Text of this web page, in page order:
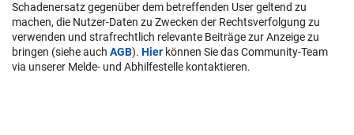
Schadenersatz gegenüber dem betreffenden User geltend zu
machen, die Nutzer-Daten zu Zwecken der Rechtsverfolgung zu
verwenden und strafrechtlich relevante Beiträge zur Anzeige zu
bringen (siehe auch AGB). Hier können Sie das Community-Team
via unserer Melde- und Abhilfestelle kontaktieren.